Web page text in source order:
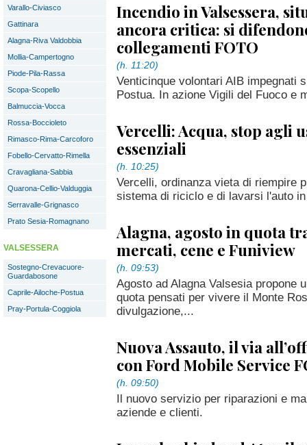
Varallo-Civiasco
Gattinara
Alagna-Riva Valdobbia
Mollia-Campertogno
Piode-Pila-Rassa
Scopa-Scopello
Balmuccia-Vocca
Rossa-Boccioleto
Rimasco-Rima-Carcoforo
Fobello-Cervatto-Rimella
Cravagliana-Sabbia
Quarona-Cellio-Valduggia
Serravalle-Grignasco
Prato Sesia-Romagnano
VALSESSERA
Sostegno-Crevacuore-
Guardabosone
Caprile-Ailoche-Postua
Pray-Portula-Coggiola
Incendio in Valsessera,
ancora critica: si
collegamenti FOTO
(h. 11:20)
Venticinque volontari AIB impegnati
Postua. In azione Vigili del Fuoco e
Vercelli: Acqua, stop agli
essenziali
(h. 10:25)
Vercelli, ordinanza vieta di riempire
sistema di riciclo e di lavarsi l'auto
Alagna, agosto in quota
mercati, cene e Funiview
(h. 09:53)
Agosto ad Alagna Valsesia propone
quota pensati per vivere il Monte
divulgazione,...
Nuova Assauto, il via
con Ford Mobile Service
(h. 09:50)
Il nuovo servizio per riparazioni e
aziende e clienti.